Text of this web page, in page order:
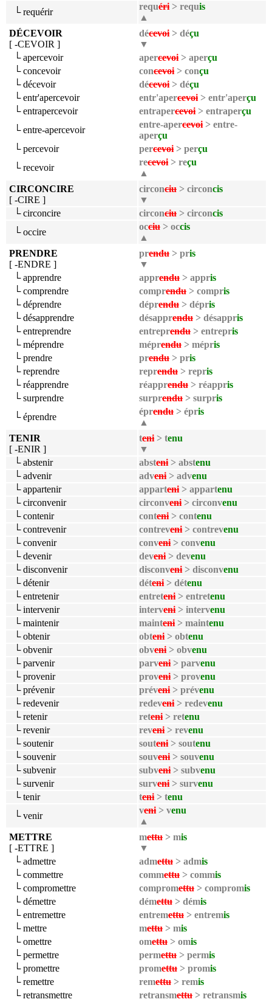
└ requérir
requéri > requis
▲
DÉCEVOIR
[ -CEVOIR ]
décevoi > déçu
▼
└ apercevoir
apercevoi > aperçu
└ concevoir
concevoi > conçu
└ décevoir
décevoi > déçu
└ entr'apercevoir
entr'apercevoi > entr'aperçu
└ entrapercevoir
entrapercevoi > entraperçu
└ entre-apercevoir
entre-apercevoi > entre-
aperçu
└ percevoir
percevoi > perçu
└ recevoir
recevoi > reçu
▲
CIRCONCIRE
[ -CIRE ]
circonciu > circoncis
▼
└ circoncire
circonciu > circoncis
└ occire
occiu > occis
▲
PRENDRE
[ -ENDRE ]
prendu > pris
▼
└ apprendre
apprendu > appris
└ comprendre
comprendu > compris
└ déprendre
déprendu > dépris
└ désapprendre
désapprendu > désappris
└ entreprendre
entreprendu > entrepris
└ méprendre
méprendu > mépris
└ prendre
prendu > pris
└ reprendre
reprendu > repris
└ réapprendre
réapprendu > réappris
└ surprendre
surprendu > surpris
└ éprendre
éprendu > épris
▲
TENIR
[ -ENIR ]
teni > tenu
▼
└ abstenir
absteni > abstenu
└ advenir
adveni > advenu
└ appartenir
apparteni > appartenu
└ circonvenir
circonveni > circonvenu
└ contenir
conteni > contenu
└ contrevenir
contreveni > contrevenu
└ convenir
conveni > convenu
└ devenir
deveni > devenu
└ disconvenir
disconveni > disconvenu
└ détenir
déteni > détenu
└ entretenir
entreteni > entretenu
└ intervenir
interveni > intervenu
└ maintenir
mainteni > maintenu
└ obtenir
obteni > obtenu
└ obvenir
obveni > obvenu
└ parvenir
parveni > parvenu
└ provenir
proveni > provenu
└ prévenir
préveni > prévenu
└ redevenir
redeveni > redevenu
└ retenir
reteni > retenu
└ revenir
reveni > revenu
└ soutenir
souteni > soutenu
└ souvenir
souveni > souvenu
└ subvenir
subveni > subvenu
└ survenir
surveni > survenu
└ tenir
teni > tenu
└ venir
veni > venu
▲
METTRE
[ -ETTRE ]
mettu > mis
▼
└ admettre
admettu > admis
└ commettre
commettu > commis
└ compromettre
compromettu > compromis
└ démettre
démettu > démis
└ entremettre
entremettu > entremis
└ mettre
mettu > mis
└ omettre
omettu > omis
└ permettre
permettu > permis
└ promettre
promettu > promis
└ remettre
remettu > remis
└ retransmettre
retransmettu > retransmis